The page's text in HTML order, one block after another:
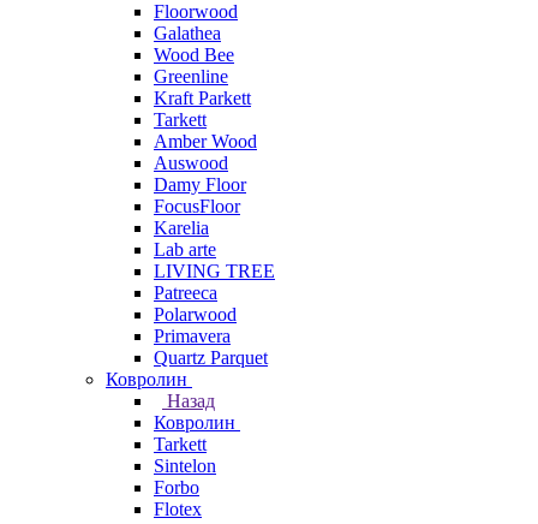
Floorwood
Galathea
Wood Bee
Greenline
Kraft Parkett
Tarkett
Amber Wood
Auswood
Damy Floor
FocusFloor
Karelia
Lab arte
LIVING TREE
Patreeca
Polarwood
Primavera
Quartz Parquet
Ковролин
Назад
Ковролин
Tarkett
Sintelon
Forbo
Flotex